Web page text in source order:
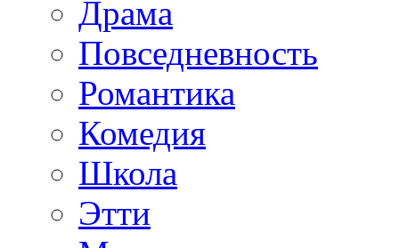
Драма
Повседневность
Романтика
Комедия
Школа
Этти